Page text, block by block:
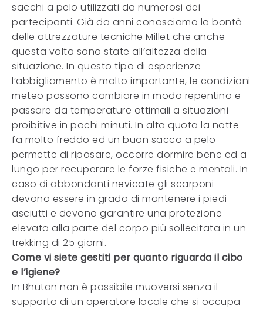
sacchi a pelo utilizzati da numerosi dei
partecipanti. Già da anni conosciamo la bontà
delle attrezzature tecniche Millet che anche
questa volta sono state all’altezza della
situazione. In questo tipo di esperienze
l’abbigliamento è molto importante, le condizioni
meteo possono cambiare in modo repentino e
passare da temperature ottimali a situazioni
proibitive in pochi minuti. In alta quota la notte
fa molto freddo ed un buon sacco a pelo
permette di riposare, occorre dormire bene ed a
lungo per recuperare le forze fisiche e mentali. In
caso di abbondanti nevicate gli scarponi
devono essere in grado di mantenere i piedi
asciutti e devono garantire una protezione
elevata alla parte del corpo più sollecitata in un
trekking di 25 giorni.
Come vi siete gestiti per quanto riguarda il cibo
e l’igiene?
In Bhutan non è possibile muoversi senza il
supporto di un operatore locale che si occupa